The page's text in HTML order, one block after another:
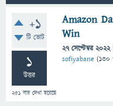
+1
টি ভোট
1
উত্তর
251 বার দেখা হয়েছে
Amazon
Win
27 সেপ্টেম্বর 2022
sofiyabane (130